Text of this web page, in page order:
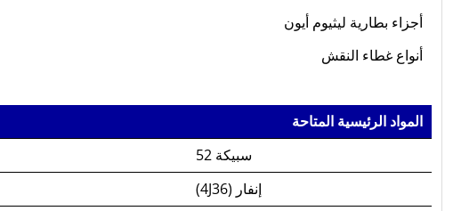
أجزاء بطارية ليثيوم أيون
أنواع غطاء النقش
المواد الرئيسية المتاحة
سبيكة 52
إنفار (4J36)